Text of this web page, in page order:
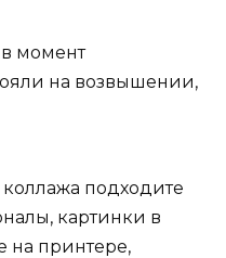
момент
на возвышении,
подходите
картинки в
на принтере,